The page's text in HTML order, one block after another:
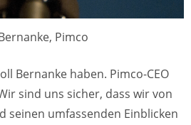
Pimco
Bernanke haben. Pimco-CEO
sind uns sicher, dass wir von
seinen umfassenden Einblicken